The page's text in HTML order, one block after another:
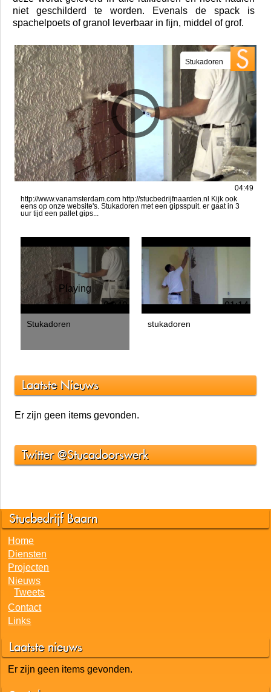
aangebracht en geleverd in drie varianten: fijn-middel en
grof. De spack is leverbaar in alle ralkleuren en hoeft
daarna niet geschilderd te worden. Mede hierdoor is het
Een luxere variant is de spachelpoets of granol. Ook
deze wordt geleverd in alle ralkleuren en hoeft nadien
niet geschilderd te worden. Evenals de spack is
spachelpoets of granol leverbaar in fijn, middel of grof.
Stukadoren
http://www.vanamsterdam.com http://stucbedrijfnaarden.nl Kijk ook
eens op onze website's. Stukadoren met een gipsspuit. er gaat in 3
uur tijd een pallet gips...
Laatste Nieuws
Twitter @Stucadoorswerk
Stucbedrijf Baarn
Home
Projecten
Nieuws
Tweets
Contact